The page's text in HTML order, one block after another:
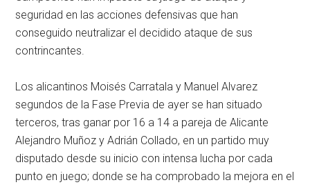
seguridad en las acciones defensivas que han
conseguido neutralizar el decidido ataque de sus
contrincantes.
Los alicantinos Moisés Carratala y Manuel Alvarez
segundos de la Fase Previa de ayer se han situado
terceros, tras ganar por 16 a 14 a pareja de Alicante
Alejandro Muñoz y Adrián Collado, en un partido muy
disputado desde su inicio con intensa lucha por cada
punto en juego; donde se ha comprobado la mejora en el